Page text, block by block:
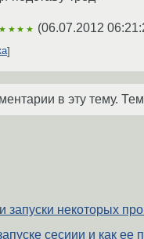
★★★★ (06.07.2012
в эту тему.
запуски некоторых
сесиии и как ее